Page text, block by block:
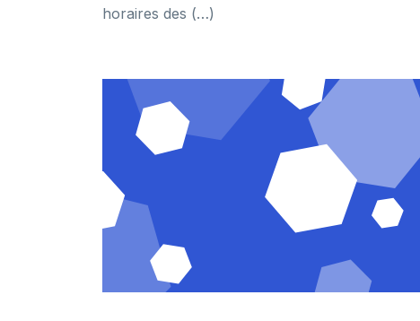
horaires des (…)